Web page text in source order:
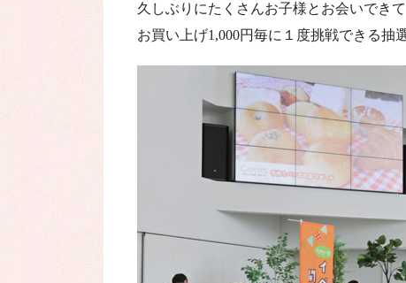
久しぶりにたくさんお子様とお会いでき
お買い上げ1,000円毎に１度挑戦できる抽